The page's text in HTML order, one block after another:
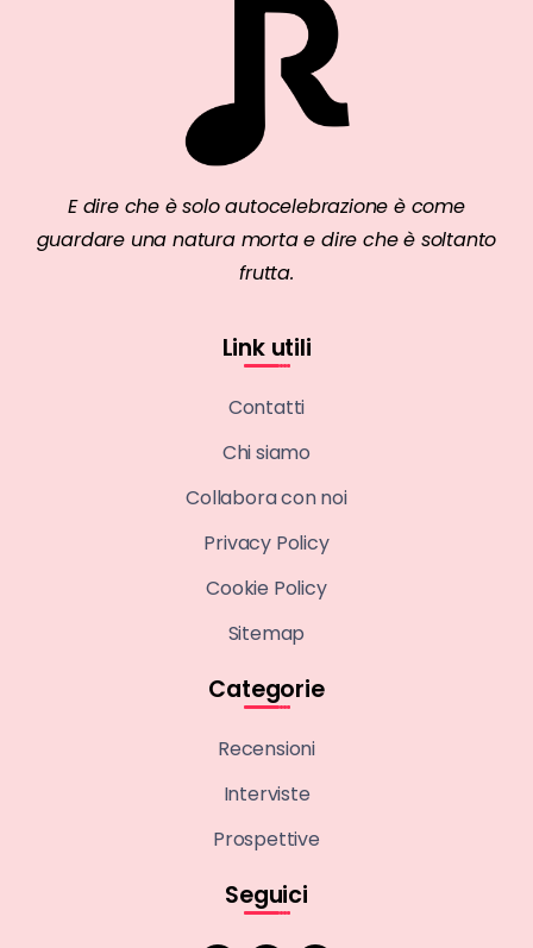
E dire che è solo autocelebrazione è come
guardare una natura morta e dire che è soltanto
frutta.
Link utili
Contatti
Chi siamo
Collabora con noi
Privacy Policy
Cookie Policy
Sitemap
Categorie
Recensioni
Interviste
Prospettive
Seguici